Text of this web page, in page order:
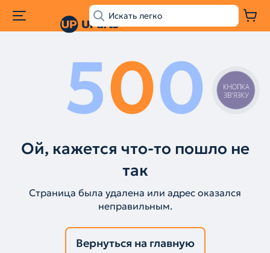
500
Ой, кажется что-то пошло не
так
Страница была удалена или адрес оказался
неправильным.
Вернуться на главную
КНОПКА
ЗВ'ЯЗКУ